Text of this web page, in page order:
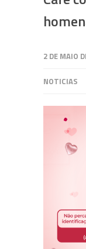
2 DE MAIO
NOTICIAS